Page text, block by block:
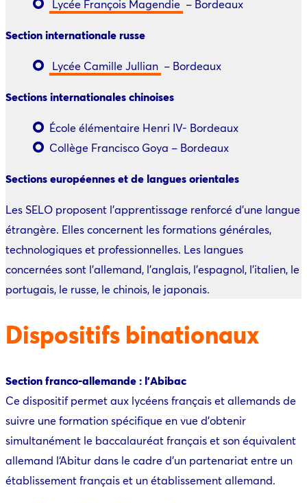
Lycée François Magendie – Bordeaux
Section internationale russe
Lycée Camille Jullian – Bordeaux
Sections internationales chinoises
École élémentaire Henri IV- Bordeaux
Collège Francisco Goya – Bordeaux
Sections européennes et de langues orientales
Les SELO proposent l’apprentissage renforcé d’une langue
étrangère. Elles concernent les formations générales,
technologiques et professionnelles. Les langues
concernées sont l’allemand, l’anglais, l’espagnol, l’italien, le
portugais, le russe, le chinois, le japonais.
Dispositifs binationaux
Section franco-allemande : l’Abibac
Ce dispositif permet aux lycéens français et allemands de
suivre une formation spécifique en vue d’obtenir
simultanément le baccalauréat français et son équivalent
allemand l‘Abitur dans le cadre d’un partenariat entre un
établissement français et un établissement allemand.